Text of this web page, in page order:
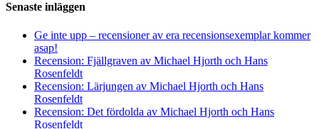
Senaste inläggen
Ge inte upp – recensioner av era recensionsexemplar kommer
asap!
Recension: Fjällgraven av Michael Hjorth och Hans
Rosenfeldt
Recension: Lärjungen av Michael Hjorth och Hans
Rosenfeldt
Recension: Det fördolda av Michael Hjorth och Hans
Rosenfeldt